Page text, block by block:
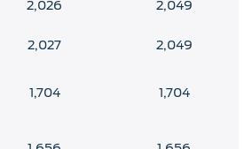
2,026 2,049
2,027 2,049
1,704 1,704